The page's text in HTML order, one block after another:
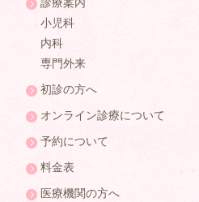
診療案内
小児科
内科
専門外来
初診の方へ
オンライン診療について
予約について
料金表
医療機関の方へ